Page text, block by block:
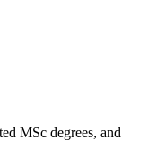
MSc degrees, and